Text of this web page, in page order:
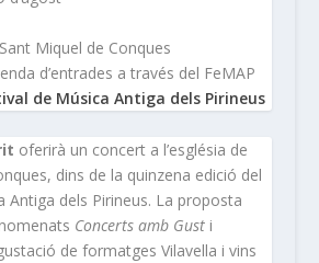
Miquel de Conques
d’entrades a través del FeMAP
de Música Antiga dels Pirineus
oferirà un concert a l’església de
dins de la quinzena edició del
Antiga dels Pirineus. La proposta
Concerts amb Gusti
de formatges Vilavella i vins